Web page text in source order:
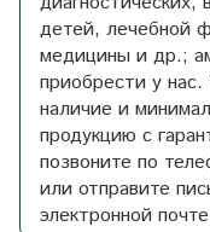
детей, лечебной
медицины и др.;
приобрести у
наличие и
продукцию с
позвоните по
или отправите
электронной почте